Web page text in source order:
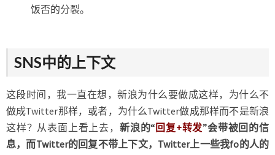
饭否的分裂。
SNS中的上下文
这段时间，我一直在想，新浪为什么要做成这样，为什么不
做成Twitter那样，或者，为什么Twitter做成那样而不是新浪
这样？从表面上看上去， 新浪的“回复+转发”会带被回的信
息，而Twitter的回复不带上下文，Twitter上一些我fo的人的